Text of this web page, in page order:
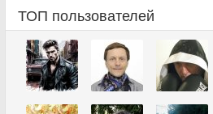
ТОП пользователей